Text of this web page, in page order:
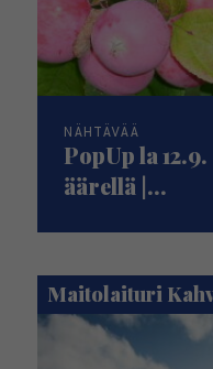
NÄHTÄVÄÄ
PopUp la
äärellä |...
Maitolaituri